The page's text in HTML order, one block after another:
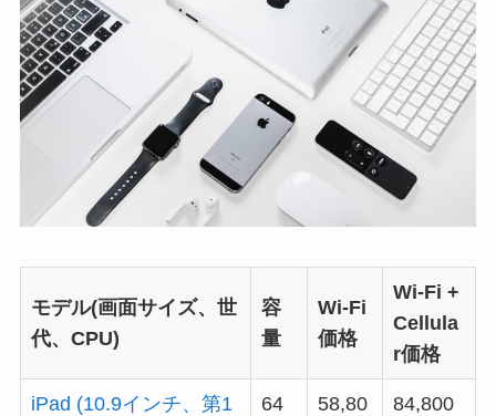
モデル(画面サイズ、世
代、CPU)
容
量
Wi-Fi
価格
Wi-Fi +
Cellula
r価格
iPad (10.9インチ、第1
64
58,80
84,800